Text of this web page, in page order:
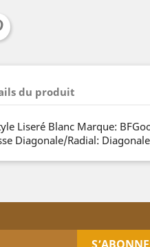
du produit
Liseré Blanc Marque:
Diagonale/Radial: Diagonale